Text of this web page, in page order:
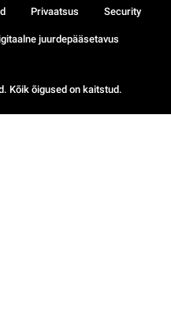
Kõik õigused on kaitstud.
Privaatsus Security
juurdepääsetavus